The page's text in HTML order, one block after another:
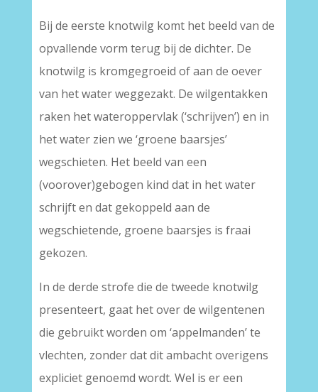
Bij de eerste knotwilg komt het beeld van de
opvallende vorm terug bij de dichter. De
knotwilg is kromgegroeid of aan de oever
van het water weggezakt. De wilgentakken
raken het wateroppervlak (‘schrijven’) en in
het water zien we ‘groene baarsjes’
wegschieten. Het beeld van een
(voorover)gebogen kind dat in het water
schrijft en dat gekoppeld aan de
wegschietende, groene baarsjes is fraai
gekozen.
In de derde strofe die de tweede knotwilg
presenteert, gaat het over de wilgentenen
die gebruikt worden om ‘appelmanden’ te
vlechten, zonder dat dit ambacht overigens
expliciet genoemd wordt. Wel is er een